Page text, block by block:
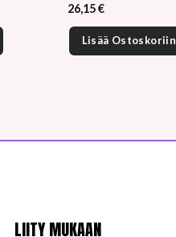
26,15€
Lisää Ostoskoriin
LIITY MUKAAN